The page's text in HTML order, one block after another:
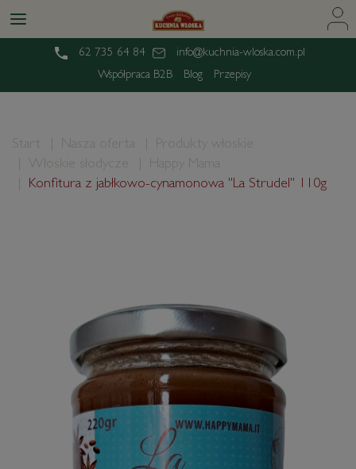
62 735 64 84
info@kuchnia-wloska.com.pl
Współpraca B2B
Blog Przepisy
Start Nasza oferta
Produkty włoskie
Włoskie słodycze
Happy Mama
Konfitura z jabłkowo-cynamonowa "La Strudel" 110g